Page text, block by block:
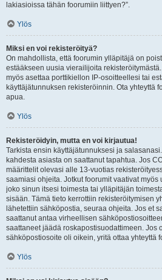
lakiasioissa tähän foorumiin liittyen?”.
Ylös
Miksi en voi rekisteröityä?
On mahdollista, että foorumin ylläpitäjä on
estääkseen uusia vierailijoita
myös asettaa porttikiellon IP-osoitteellesi tai
käyttäjätunnuksen rekisteröinnin. Ota yhteyttä
apua.
Ylös
Rekisteröidyin, mutta en voi kirjautua!
Tarkista ensin käyttäjätunnuksesi ja
kahdesta asiasta on saattanut tapahtua. Jos
määrittelit olevasi alle 13-vuotias
saamiasi ohjeita. Jotkut foorumit vaativat
joko sinun itsesi toimesta tai ylläpitäjän
sisään. Tämä tieto kerrottiin rekisteröitymisen
lähetettiin sähköpostia, seuraa ohjeita. Jos et
saattanut antaa virheellisen
saattaneet jäädä roskapostisuodattimeen. Jos
sähköpostiosoite oli oikein, yritä ottaa yhteyttä
Ylös